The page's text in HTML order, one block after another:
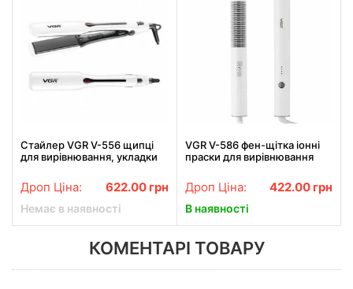
Стайлер VGR V-556 щипці
для вирівнювання, укладки
Дроп Ціна: 622.00 грн
Немає в наявності
VGR V-586 фен-щітка іонні
праски для вирівнювання
Дроп Ціна: 422.00 грн
В наявності
КОМЕНТАРІ ТОВАРУ